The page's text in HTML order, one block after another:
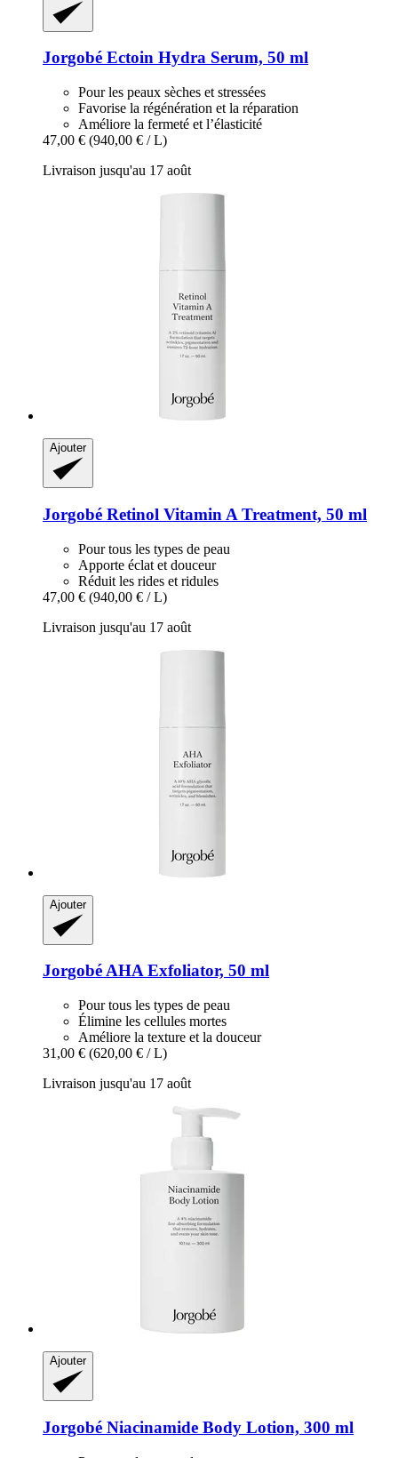
Jorgobé Ectoin Hydra Serum, 50 ml
Pour les peaux sèches et stressées
Favorise la régénération et la réparation
Améliore la fermeté et l’élasticité
47,00 € (940,00 € / L)
Livraison jusqu'au 17 août
Ajouter
Jorgobé Retinol Vitamin A Treatment, 50 ml
Pour tous les types de peau
Apporte éclat et douceur
Réduit les rides et ridules
47,00 € (940,00 € / L)
Livraison jusqu'au 17 août
Ajouter
JorgobéAHA Exfoliator, 50 ml
Pour tous les types de peau
Élimine les cellules mortes
Améliore la texture et la douceur
31,00 € (620,00 € / L)
Livraison jusqu'au 17 août
Ajouter
Jorgobé Niacinamide Body Lotion, 300 ml